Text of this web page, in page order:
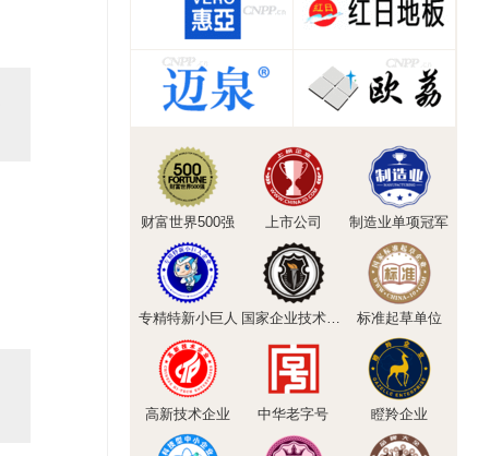
财富世界500强 上市公司 制造业单项冠军
专精特新小巨人 国家企业技术中心 标准起草单位
高新技术企业 中华老字号 瞪羚企业